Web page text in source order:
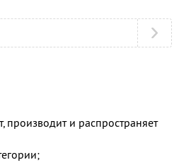
производит и распространяет